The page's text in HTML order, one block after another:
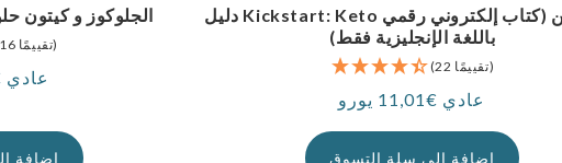
الجلوكوز و كيتون
(16 تقييمًا)
عادي €16,36
إضافة
دليل Kickstart: Keto للمبتدئين (كتاب إلكتروني رقمي
باللغة الإنجليزية فقط)
(22 تقييمًا)
سعر عادي €11,01 يورو
إضافة إلى سلة التسوق